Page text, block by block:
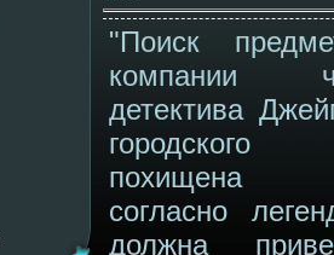
"Поиск
компании
детектива
городского
похищена
согласно
должна